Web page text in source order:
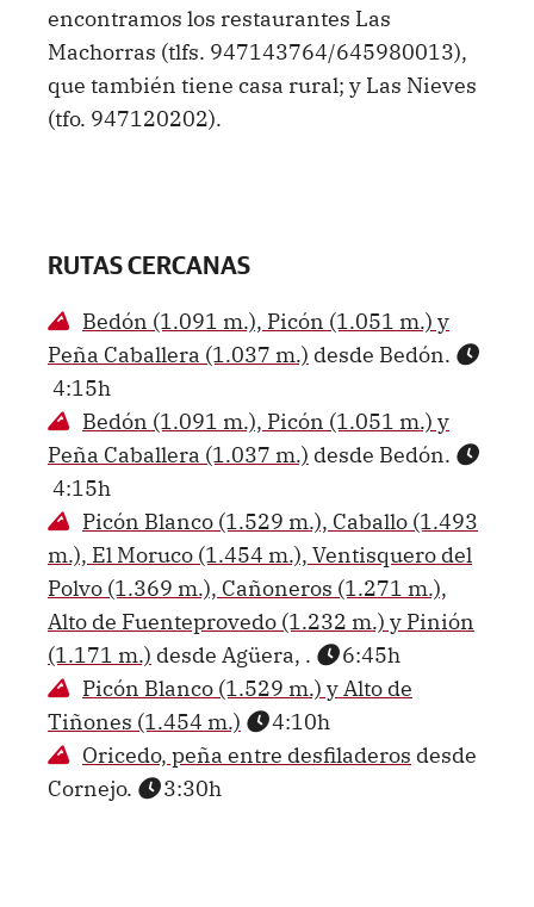
encontramos los restaurantes Las
Machorras (tlfs. 947143764/645980013),
que también tiene casa rural; y Las Nieves
(tfo. 947120202).
RUTAS CERCANAS
Bedón (1.091 m.), Picón (1.051 m.) y
Peña Caballera (1.037 m.) desde Bedón.
4:15h
Bedón (1.091 m.), Picón (1.051 m.) y
Peña Caballera (1.037 m.) desde Bedón.
4:15h
Picón Blanco (1.529 m.), Caballo (1.493
m.), El Moruco (1.454 m.), Ventisquero del
Polvo (1.369 m.), Cañoneros (1.271 m.),
Alto de Fuenteprovedo (1.232 m.) y Pinión
(1.171 m.) desde Agüera, .
6:45h
Picón Blanco (1.529 m.) y Alto de
Tiñones (1.454 m.)
4:10h
Oricedo, peña entre desfiladeros desde
Cornejo.
3:30h